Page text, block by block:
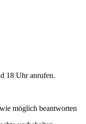
18 Uhr anrufen.
möglich beantworten